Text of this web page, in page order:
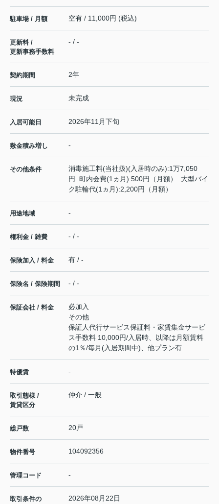
駐車場 / 月額 空有 / 11,000円 (税込)
更新料 /
更新事務手数料
- / -
契約期間 2年
現況 未完成
入居可能日 2026年11月下旬
敷金積み増し -
その他条件
消毒施工料(当社扱)(入居時のみ):1万7,050
円 町内会費(1ヵ月):500円（月額） 大型バイ
ク駐輪代(1ヵ月):2,200円（月額）
用途地域 -
権利金 / 雑費 - / -
保険加入 / 料金 有 / -
保険名 / 保険期間 - / -
保証会社 / 料金
必加入
その他
保証人代行サービス保証料・家賃集金サービ
ス手数料 10,000円/入居時、以降は月額賃料
の1％/毎月(入居期間中)、他プラン有
特優賃 -
取引態様 /
賃貸区分
仲介 / 一般
総戸数 20戸
物件番号 104092356
管理コード -
取引条件の
2026年08月22日